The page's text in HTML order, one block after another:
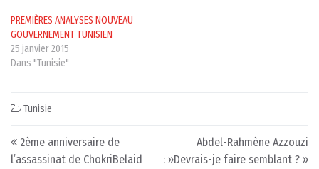
PREMIÈRES ANALYSES NOUVEAU
GOUVERNEMENT TUNISIEN
25 janvier 2015
Dans "Tunisie"
Tunisie
Post navigation
2ème anniversaire de
l’assassinat de ChokriBelaid
Abdel-Rahmène Azzouzi
: »Devrais-je faire semblant ? »